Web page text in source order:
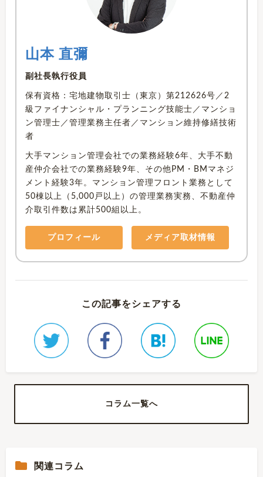
山本 直彌
副社長執行役員
保有資格：宅地建物取引士（東京）第212626号／2
級ファイナンシャル・プランニング技能士／マンショ
ン管理士／管理業務主任者／マンション維持修繕技術
者
大手マンション管理会社での業務経験6年、大手不動
産仲介会社での業務経験9年、その他PM・BMマネジ
メント経験3年。マンション管理フロント業務として
50棟以上（5,000戸以上）の管理業務実務、不動産仲
介取引件数は累計500組以上。
プロフィール メディア取材情報
この記事をシェアする
コラム一覧へ
関連コラム